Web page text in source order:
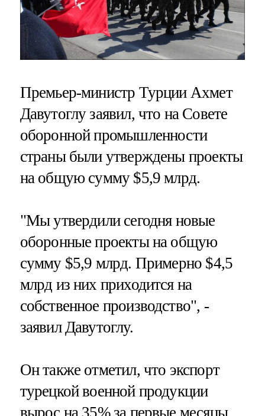
Премьер-министр Турции Ахмет
Давутоглу заявил, что на Совете
оборонной промышленности
страны были утверждены проекты
на общую сумму $5,9 млрд.
"Мы утвердили сегодня новые
оборонные проекты на общую
сумму $5,9 млрд. Примерно $4,5
млрд из них приходится на
собственное производство", -
заявил Давутоглу.
Он также отметил, что экспорт
турецкой военной продукции
вырос на 35% за первые месяцы